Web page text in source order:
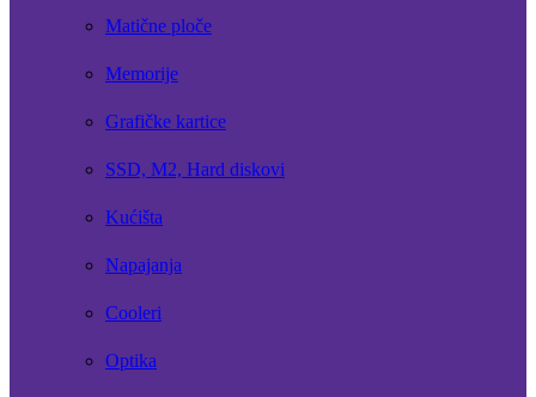
Matične ploče
Memorije
Grafičke kartice
SSD, M2, Hard diskovi
Kućišta
Napajanja
Cooleri
Optika